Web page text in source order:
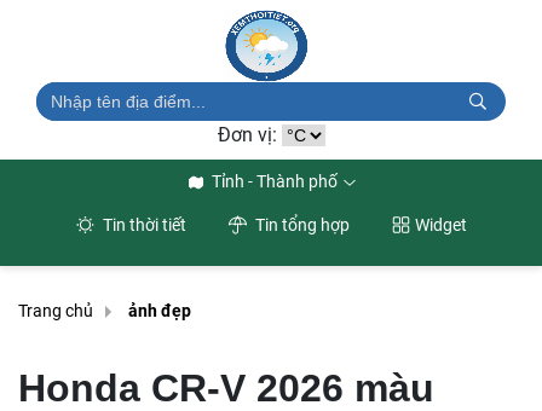
Đơn vị:
Tỉnh - Thành phố
Tin thời tiết Tin tổng hợp Widget
Trang chủ ảnh đẹp
Honda CR-V 2026 màu